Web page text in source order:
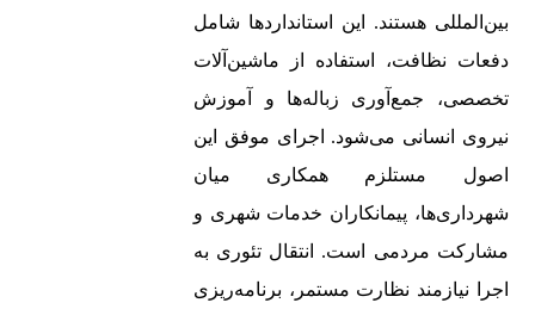
بین‌المللی هستند. این استانداردها شامل
دفعات نظافت، استفاده از ماشین‌آلات
تخصصی، جمع‌آوری زباله‌ها و آموزش
نیروی انسانی می‌شود. اجرای موفق این
اصول مستلزم همکاری میان
شهرداری‌ها، پیمانکاران خدمات شهری و
مشارکت مردمی است. انتقال تئوری به
اجرا نیازمند نظارت مستمر، برنامه‌ریزی